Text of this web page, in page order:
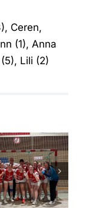
Ceren,
(1), Anna
Lili (2)
und